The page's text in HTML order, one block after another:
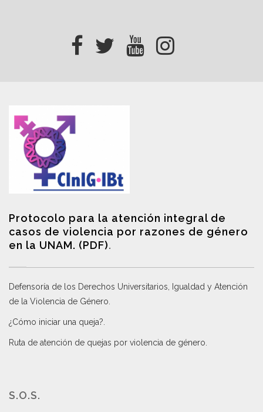
Protocolo para la atención integral de
casos de violencia por razones de género
en la UNAM. (PDF).
Defensoría de los Derechos Universitarios, Igualdad y Atención
de la Violencia de Género
¿Cómo iniciar una queja?
Ruta de atención de quejas por violencia de género
S.O.S.